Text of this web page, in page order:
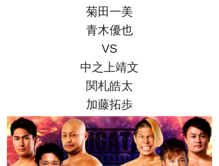
菊田一美
青木優也
VS
中之上靖文
関札皓太
加藤拓歩